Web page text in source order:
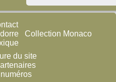
Collection Monaco
du site